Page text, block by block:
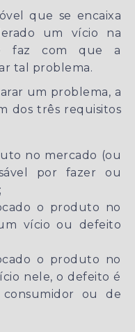
que se encaixa
um vício na
faz com que a
tal problema.
um problema, a
dos três requisitos
no mercado (ou
por fazer ou
o produto no
vício ou defeito
o produto no
nele, o defeito é
ou de